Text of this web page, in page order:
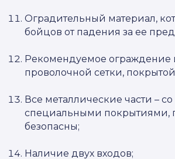
Оградительный материал,
бойцов от падения за ее
Рекомендуемое ограждение
проволочной сетки,
Все металлические части – со
специальными покрытиями,
безопасны;
Наличие двух входов;